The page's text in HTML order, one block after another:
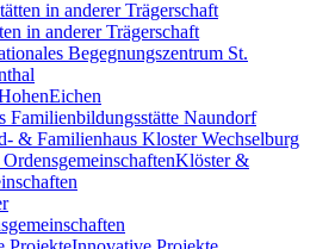
in anderer Trägerschaft
Begegnungszentrum St.
Familienbildungsstätte Naundorf
& Familienhaus Kloster Wechselburg
Klöster &